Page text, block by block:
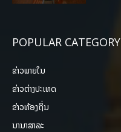
POPULAR CATEGORY
ຂ່າວພາຍ​ໃນ
ຂ່າວຕ່າງປະເທດ
ຂ່າວທ້ອງຖິ່ນ
ນານາສາລະ